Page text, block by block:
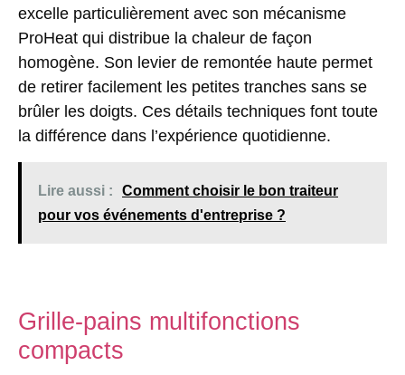
excelle particulièrement avec son mécanisme
ProHeat qui distribue la chaleur de façon
homogène. Son levier de remontée haute permet
de retirer facilement les petites tranches sans se
brûler les doigts. Ces détails techniques font toute
la différence dans l’expérience quotidienne.
Lire aussi :
Comment choisir le bon traiteur
pour vos événements d'entreprise ?
Grille-pains multifonctions
compacts